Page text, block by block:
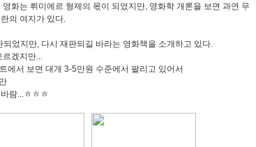
화는 뤼미에르 형제의 몫이 되었지만, 영화학 개론을 보면 과연 무
의 여지가 있다.
었지만, 다시 재판되길 바라는 영화책을 소개하고 있다.
르겠지만...
에서 보면 대개 3-5만원 수준에서 팔리고 있어서
람...ㅎㅎㅎ